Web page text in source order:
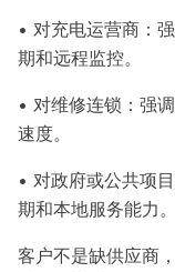
• 对充电运营商：
期和远程监控。
• 对维修连锁：强
速度。
• 对政府或公共项
期和本地服务能力。
客户不是缺供应商